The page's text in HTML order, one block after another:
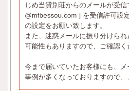
じめ当貸別荘からのメールが受
@mfbessou.com ] を受信許可設
の設定をお願い致します。
また、迷惑メールに振り分けら
可能性もありますので、ご確認く
今まで届いていたお客様にも、
事例が多くなっておりますので、